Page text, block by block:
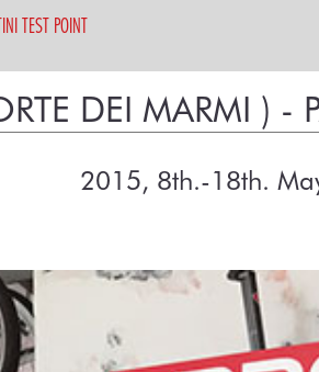
TEST POINT
DEI MARMI ) -
2015, 8th.-18th.